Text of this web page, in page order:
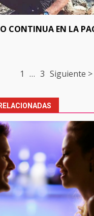
CONTINUA EN LA
1 … 3 Siguiente >